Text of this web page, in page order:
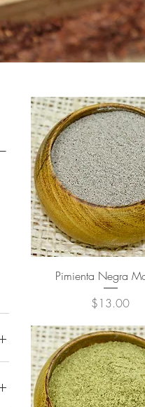
Pimienta Negra
Precio
$13.00